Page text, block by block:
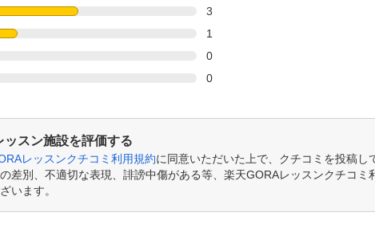
3
1
0
0
ッスン施設を評価する
レッスンクチコミ利用規約に同意いただいた上で、クチコミを投稿
差別、不適切な表現、誹謗中傷がある等、楽天GORAレッスンクチコ
います。